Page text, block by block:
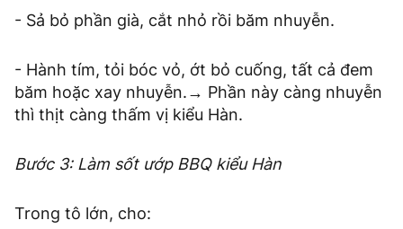
- Sả bỏ phần già, cắt nhỏ rồi băm nhuyễn.
- Hành tím, tỏi bóc vỏ, ớt bỏ cuống, tất cả đem
băm hoặc xay nhuyễn.→ Phần này càng nhuyễn
thì thịt càng thấm vị kiểu Hàn.
Bước 3: Làm sốt ướp BBQ kiểu Hàn
Trong tô lớn, cho: